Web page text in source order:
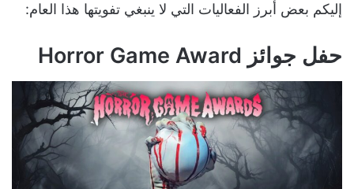
إليكم بعض أبرز الفعاليات التي لا ينبغي تفويتها هذا العام:
حفل جوائز Horror Game Award